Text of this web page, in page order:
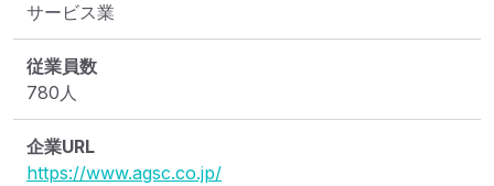
サービス業
従業員数
780人
企業URL
https://www.agsc.co.jp/